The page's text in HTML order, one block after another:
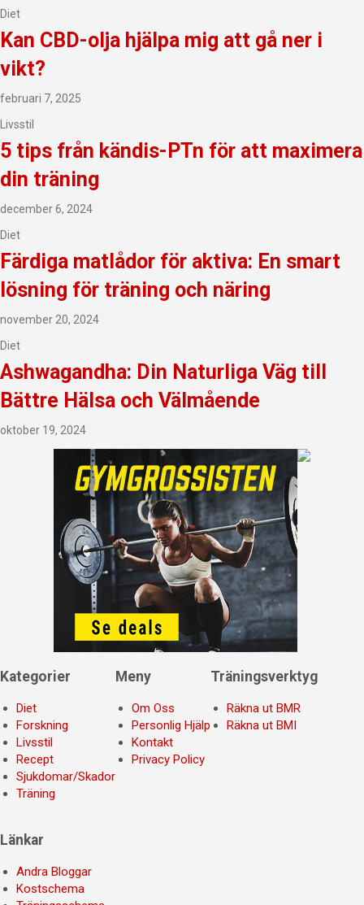
Diet
Kan CBD-olja hjälpa mig att gå ner i
vikt?
februari 7, 2025
Livsstil
5 tips från kändis-PTn för att maximera
din träning
december 6, 2024
Diet
Färdiga matlådor för aktiva: En smart
lösning för träning och näring
november 20, 2024
Diet
Ashwagandha: Din Naturliga Väg till
Bättre Hälsa och Välmående
oktober 19, 2024
Kategorier
Diet
Forskning
Livsstil
Recept
Sjukdomar/Skador
Träning
Meny
Om Oss
Personlig Hjälp
Kontakt
Privacy Policy
Träningsverktyg
Räkna ut BMR
Räkna ut BMI
Länkar
Andra Bloggar
Kostschema